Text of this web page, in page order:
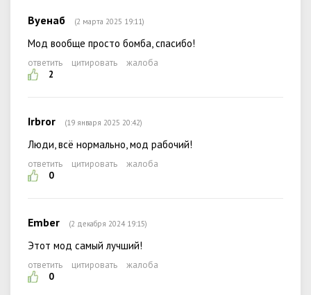
Вуенаб (2 марта 2025 19:11)
Мод вообще просто бомба, спасибо!
ответить цитировать
жалоба
2
Irbror (19 января 2025 20:42)
Люди, всё нормально, мод рабочий!
ответить цитировать
жалоба
0
Ember (2 декабря 2024 19:15)
Этот мод самый лучший!
ответить цитировать
жалоба
0